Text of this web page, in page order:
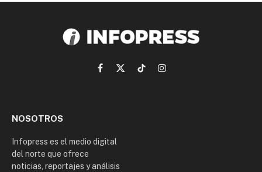
Facebook
X
TikTokInstagram
NOSOTROS
Infopress es el medio digital
del norte que ofrece
noticias, reportajes y análisis